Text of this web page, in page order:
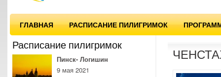
ГЛАВНАЯ РАСПИСАНИЕ ПИЛИГРИМОК
Расписание пилигримок
Пинск- Логишин
9 мая 2021